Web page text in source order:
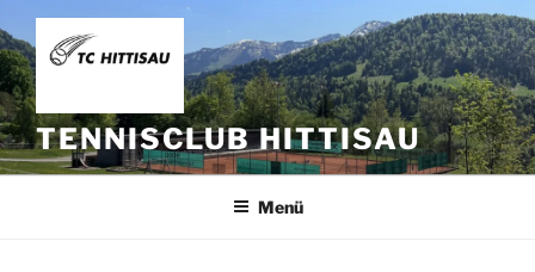
Zum
Inhalt
springen
TENNISCLUB HITTISAU
Menü